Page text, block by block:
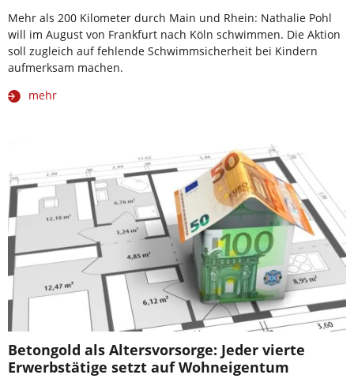
Mehr als 200 Kilometer durch Main und Rhein: Nathalie Pohl
will im August von Frankfurt nach Köln schwimmen. Die Aktion
soll zugleich auf fehlende Schwimmsicherheit bei Kindern
aufmerksam machen.
mehr
Betongold als Altersvorsorge: Jeder vierte
Erwerbstätige setzt auf Wohneigentum